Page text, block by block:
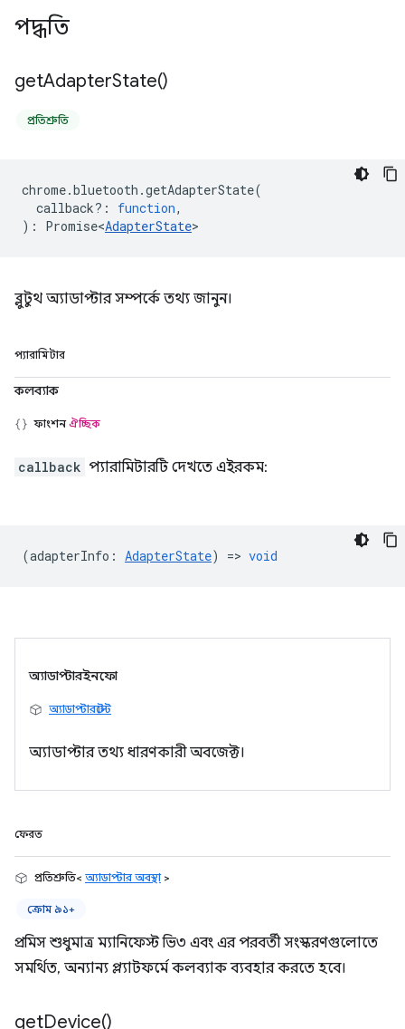
পদ্ধতি
getAdapterState()
প্রতিশ্রুতি
chrome.bluetooth .getAdapterState(
callback? : function,
) : Promise<AdapterState>
ব্লুটুথ অ্যাডাপ্টার সম্পর্কে তথ্য জানুন।
প্যারামিটার
কলব্যাক
ফাংশনঐচ্ছিক
callback প্যারামিটারটি দেখতে এইরকম:
(adapterInfo : AdapterState) => void
অ্যাডাপ্টারইনফো
অ্যাডাপ্টারস্টেট
অ্যাডাপ্টার তথ্য ধারণকারী অবজেক্ট।
ফেরত
প্রতিশ্রুতি< অ্যাডাপ্টার অবস্থা>
ক্রোম ৯১+
প্রমিস শুধুমাত্র ম্যানিফেস্ট ভি৩ এবং এর পরবর্তী সংস্করণগুলোতে
সমর্থিত, অন্যান্য প্ল্যাটফর্মে কলব্যাক ব্যবহার করতে হবে।
getDevice()